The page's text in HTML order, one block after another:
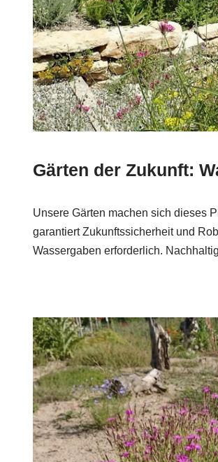
Gärten der Zukunft:
Unsere Gärten machen sich dieses
garantiert Zukunftssicherheit und
Wassergaben erforderlich.